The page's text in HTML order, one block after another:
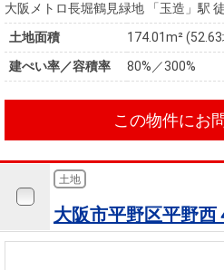
大阪メトロ長堀鶴見緑地 「玉造」駅
土地面積
174.01m²
建ぺい率／容積率
80%／300%
この物件にお
土地
大阪市平野区平野西